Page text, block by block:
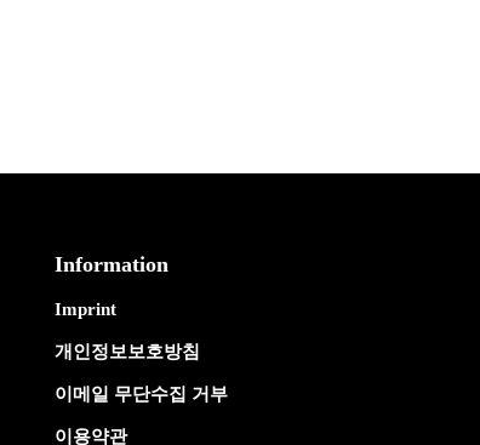
Information
Imprint
개인정보보호방침
이메일 무단수집 거부
이용약관